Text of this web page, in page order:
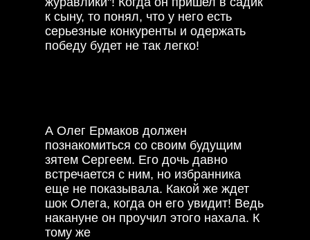
к сыну, то понял, что у него есть
серьезные конкуренты и одержать
победу будет не так легко!
А Олег Ермаков должен
познакомиться со своим будущим
зятем Сергеем. Его дочь давно
встречается с ним, но избранника
еще не показывала. Какой же ждет
шок Олега, когда он его увидит! Ведь
накануне он проучил этого нахала. К
тому же